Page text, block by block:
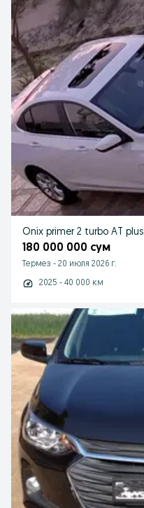
Onix primer 2 turbo AT plus
180 000 000 сум
Термез - 20 июля 2026 г.
2025 - 40 000 км